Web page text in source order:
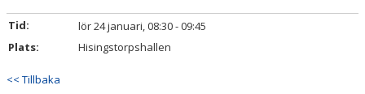
NYHETER
KALENDER
MATCHER
Tid:
lör 24 januari, 08:30 - 09:45
Plats:
Hisingstorpshallen
<< Tillbaka